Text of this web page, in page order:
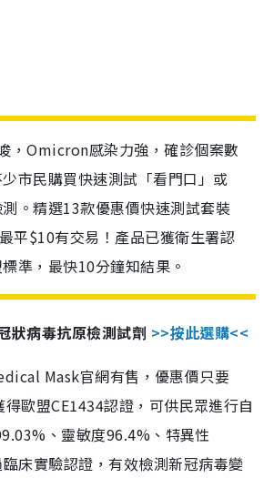
，Omicron感染力強，確診個案數
市民購買快速測試「看門口」或
。精選13款優惠價快速測試套裝
平$10有交易！產品已獲衛生署認
準，最快10分鐘知結果。
狀病毒抗原檢測試劑 >>按此選購<<
Mask官網有售，優惠價只要
歐盟CE1434認證，可供民眾進行自
、靈敏度96.4%、特異性
床實驗認證，有效檢測新冠病毒變